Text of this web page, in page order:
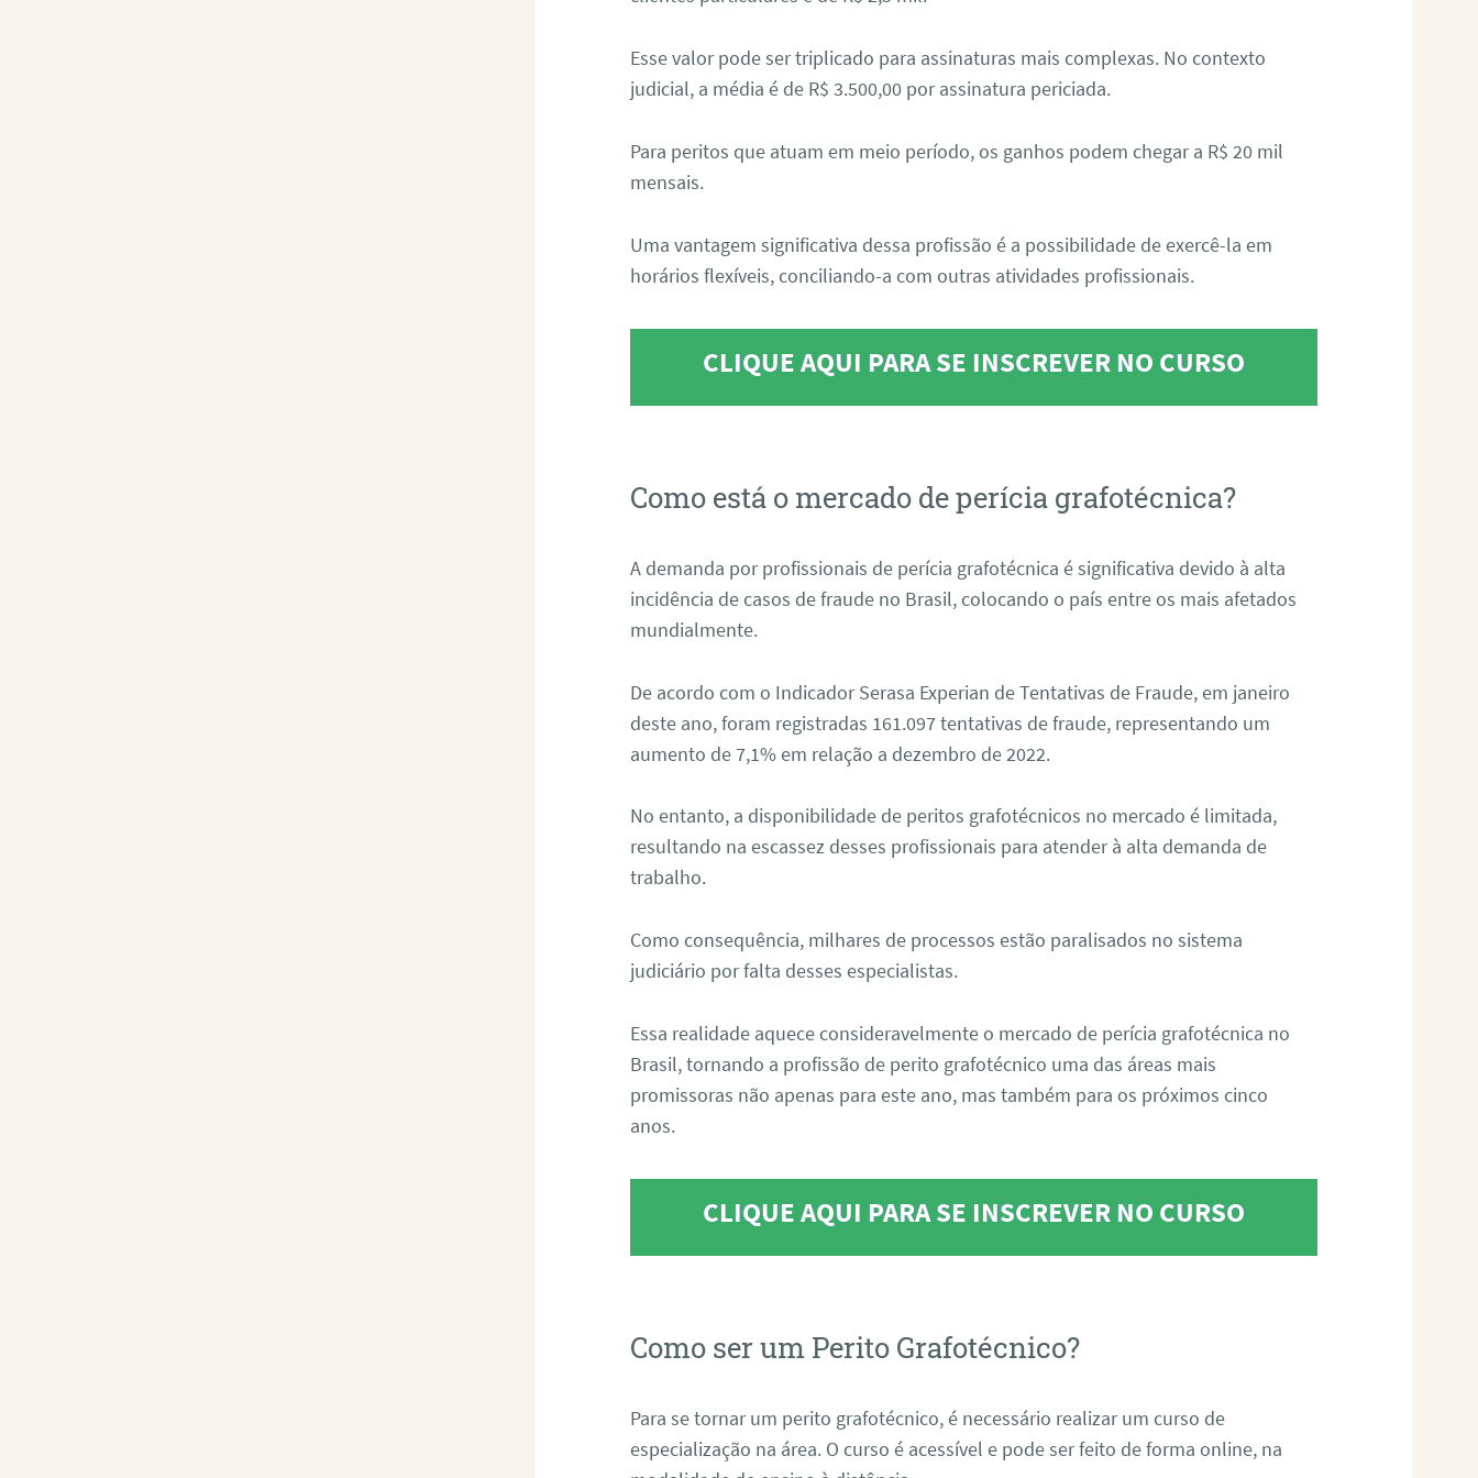
Esse valor pode ser triplicado para assinaturas mais complexas. No contexto
judicial, a média é de R$ 3.500,00 por assinatura periciada.
Para peritos que atuam em meio período, os ganhos podem chegar a R$ 20 mil
mensais.
Uma vantagem significativa dessa profissão é a possibilidade de exercê-la em
horários flexíveis, conciliando-a com outras atividades profissionais.
CLIQUE AQUI PARA SE INSCREVER NO CURSO
Como está o mercado de perícia grafotécnica?
A demanda por profissionais de perícia grafotécnica é significativa devido à alta
incidência de casos de fraude no Brasil, colocando o país entre os mais afetados
mundialmente.
De acordo com o Indicador Serasa Experian de Tentativas de Fraude, em janeiro
deste ano, foram registradas 161.097 tentativas de fraude, representando um
aumento de 7,1% em relação a dezembro de 2022.
No entanto, a disponibilidade de peritos grafotécnicos no mercado é limitada,
resultando na escassez desses profissionais para atender à alta demanda de
trabalho.
Como consequência, milhares de processos estão paralisados no sistema
judiciário por falta desses especialistas.
Essa realidade aquece consideravelmente o mercado de perícia grafotécnica no
Brasil, tornando a profissão de perito grafotécnico uma das áreas mais
promissoras não apenas para este ano, mas também para os próximos cinco
anos.
CLIQUE AQUI PARA SE INSCREVER NO CURSO
Como ser um Perito Grafotécnico?
Para se tornar um perito grafotécnico, é necessário realizar um curso de
especialização na área. O curso é acessível e pode ser feito de forma online, na